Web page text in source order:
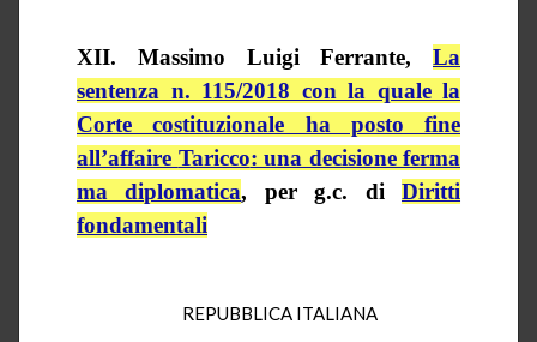
XII. Massimo Luigi Ferrante, La
sentenza n. 115/2018 con la quale la
Corte costituzionale ha posto fine
all’affaire Taricco: una decisione ferma
ma diplomatica, perg.c. diDiritti
fondamentali
REPUBBLICA ITALIANA